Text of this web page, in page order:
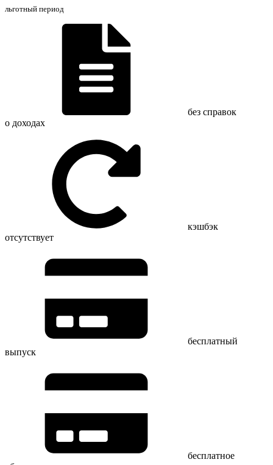
льготный период
без справок
о доходах
кэшбэк
отсутствует
бесплатный
выпуск
бесплатное